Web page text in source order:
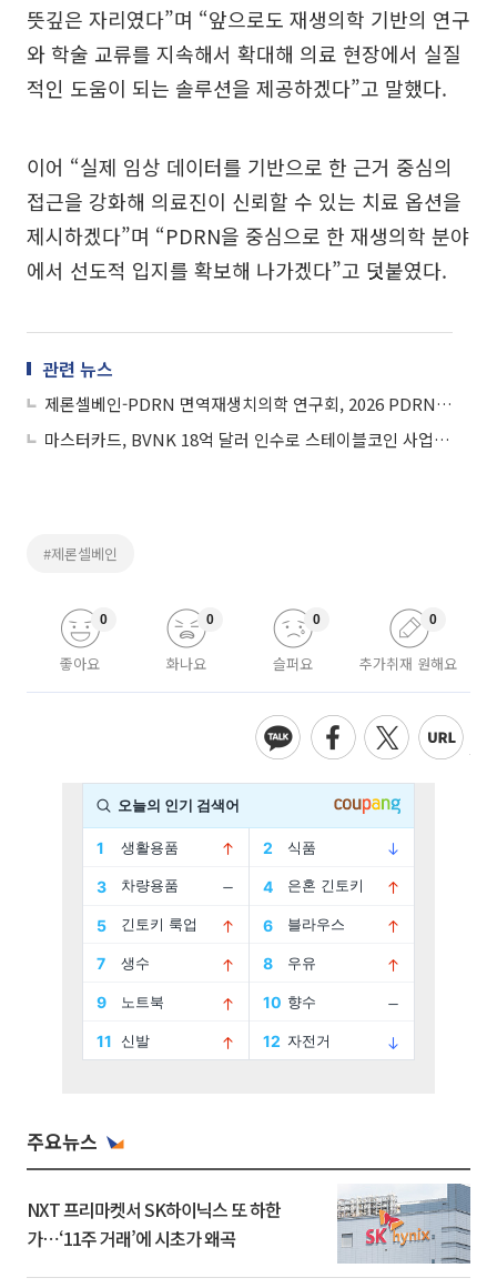
뜻깊은 자리였다”며 “앞으로도 재생의학 기반의 연구
와 학술 교류를 지속해서 확대해 의료 현장에서 실질
적인 도움이 되는 솔루션을 제공하겠다”고 말했다.
이어 “실제 임상 데이터를 기반으로 한 근거 중심의
접근을 강화해 의료진이 신뢰할 수 있는 치료 옵션을
제시하겠다”며 “PDRN을 중심으로 한 재생의학 분야
에서 선도적 입지를 확보해 나가겠다”고 덧붙였다.
관련 뉴스
제론셀베인-PDRN 면역재생치의학 연구회, 2026 PDRN 심포지엄 성료
마스터카드, BVNK 18억 달러 인수로 스테이블코인 사업 본격 확장
#제론셀베인
좋아요
0
화나요
0
슬퍼요
0
추가취재 원해요
0
주요뉴스
NXT 프리마켓서 SK하이닉스 또 하한
가⋯‘11주 거래’에 시초가 왜곡